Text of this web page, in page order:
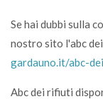
Se hai dubbi sulla
nostro sito l'abc
gardauno.it/abc-
Abc dei rifiuti